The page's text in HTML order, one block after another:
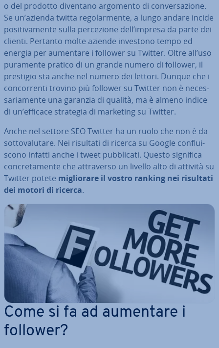
o del prodotto diventano argomento di con­ver­sa­zio­ne.
Se un’azienda twitta re­go­lar­men­te, a lungo andare incide
po­si­ti­va­men­te sulla per­ce­zio­ne dell’impresa da parte dei
clienti. Pertanto molte aziende investono tempo ed
energia per aumentare i follower su Twitter. Oltre all’uso
puramente pratico di un grande numero di follower, il
prestigio sta anche nel numero dei lettori. Dunque che i
con­cor­ren­ti trovino più follower su Twitter non è ne­ces­
sa­ria­men­te una garanzia di qualità, ma è almeno indice
di un’efficace strategia di marketing su Twitter.
Anche nel settore SEO Twitter ha un ruolo che non è da
sot­to­va­lu­ta­re. Nei risultati di ricerca su Google con­flui­
sco­no infatti anche i tweet pub­bli­ca­ti. Questo significa
con­cre­ta­men­te che at­tra­ver­so un livello alto di attività su
Twitter potete mi­glio­ra­re il vostro ranking nei risultati
dei motori di ricerca.
Come si fa ad aumentare i
follower?